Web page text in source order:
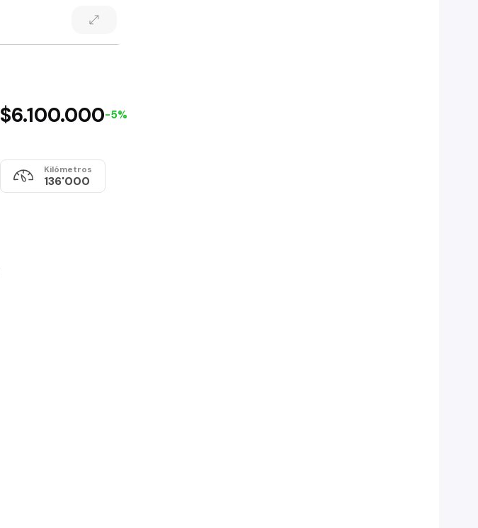
$6.100.000-5%
Kilómetros
136'000